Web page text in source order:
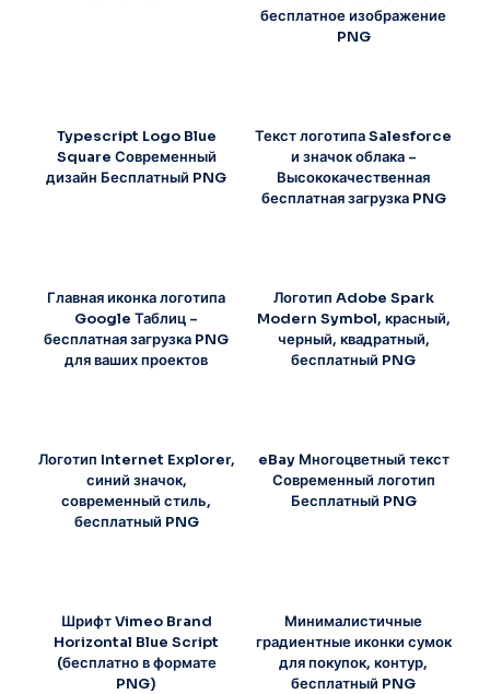
бесплатное изображение
PNG
Typescript Logo Blue
Square Современный
дизайн Бесплатный PNG
Текст логотипа Salesforce
и значок облака –
Высококачественная
бесплатная загрузка PNG
Главная иконка логотипа
Google Таблиц –
бесплатная загрузка PNG
для ваших проектов
Логотип Adobe Spark
Modern Symbol, красный,
черный, квадратный,
бесплатный PNG
Логотип Internet Explorer,
синий значок,
современный стиль,
бесплатный PNG
eBay Многоцветный текст
Современный логотип
Бесплатный PNG
Шрифт Vimeo Brand
Horizontal Blue Script
(бесплатно в формате
PNG)
Минималистичные
градиентные иконки сумок
для покупок, контур,
бесплатный PNG